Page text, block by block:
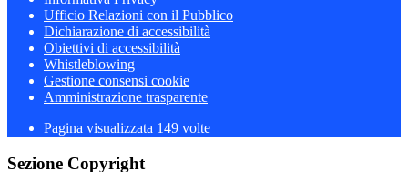
Ufficio Relazioni con il Pubblico
Dichiarazione di accessibilità
Obiettivi di accessibilità
Whistleblowing
Gestione consensi cookie
Amministrazione trasparente
Pagina visualizzata 149 volte
Sezione Copyright